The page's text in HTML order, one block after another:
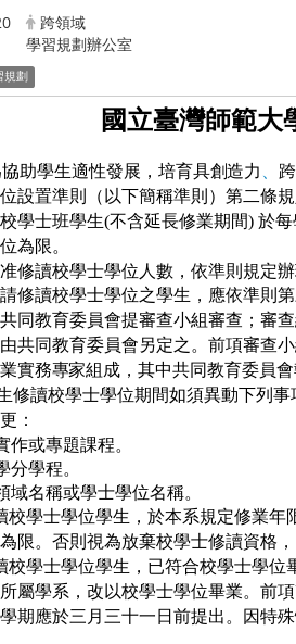
跨領域
學習規劃辦公室
規劃
國立臺灣師範大
助學生適性發展， 培育具創造力
設置準則（以下簡稱準則）第二條規
學士班學生(不含延長修業期間) 於
為限。
修讀校學士學位人數，依準則規定辦
修讀校學士學位之學生，應依準則
同教育委員會提審查小組審查；審
共同教育委員會另定之。 前項審查
實務專家組成，其中共同教育委員
修讀校學士學位期間如須異動下列
：
作或專題課程。
分學程。
域名稱或學士學位名稱。
校學士學位學生，於本系規定修業年
限。否則視為放棄校學士修讀資格
校學士學位學生，已符合校學士學位
屬學系，改以校學士學位畢業。 前
期應於三月三十一日前提出。因特